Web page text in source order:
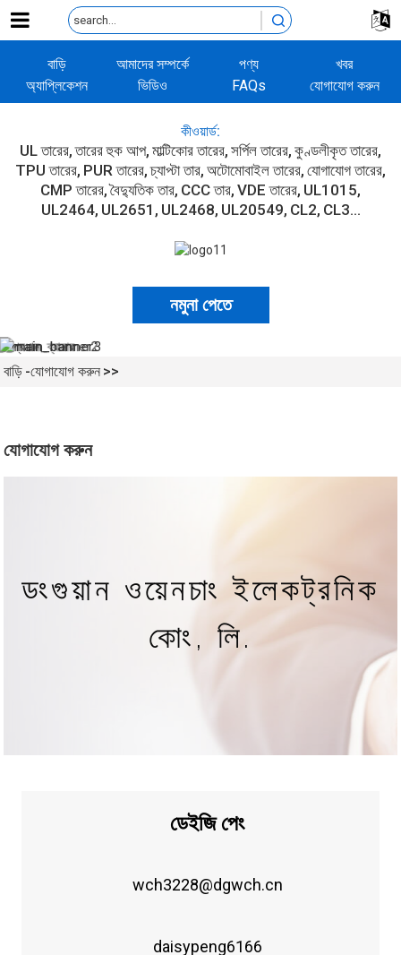
বাড়ি আমাদের সম্পর্কে পণ্য
খবর
অ্যাপ্লিকেশন
ভিডিও FAQs যোগাযোগ করুন
কীওয়ার্ড:
UL তারের তারের হুক আপ মাল্টিকোর তারের সর্পিল তারের কুণ্ডলীকৃত তারের
TPU তারের PUR তারের চ্যাপ্টা তার অটোমোবাইল তারের যোগাযোগ তারের
CMP তারের বৈদ্যুতিক তার CCC তার VDE তারের UL1015
UL2464 UL2651 UL2468 UL20549 CL2 CL3...
নমুনা পেতে
বাড়ি যোগাযোগ করুন
যোগাযোগ করুন
ডংগুয়ান ওয়েনচাং ইলেকট্রনিক
কোং, লি.
ডেইজি পেং
wch3228@dgwch.cn
daisypeng6166